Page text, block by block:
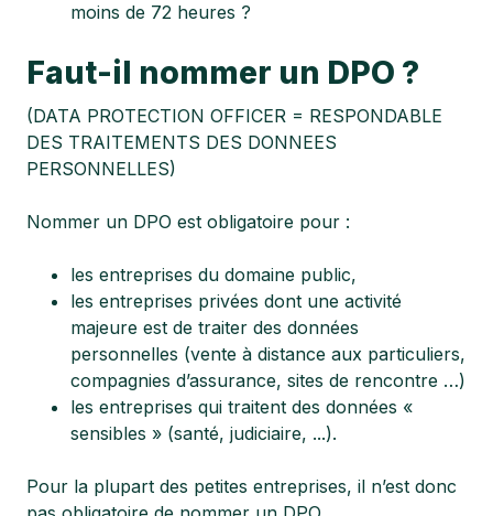
moins de 72 heures ?
Faut-il nommer un DPO ?
(DATA PROTECTION OFFICER = RESPONDABLE
DES TRAITEMENTS DES DONNEES
PERSONNELLES)
Nommer un DPO est obligatoire pour :
les entreprises du domaine public,
les entreprises privées dont une activité
majeure est de traiter des données
personnelles (vente à distance aux particuliers,
compagnies d’assurance, sites de rencontre …)
les entreprises qui traitent des données «
sensibles » (santé, judiciaire, ...).
Pour la plupart des petites entreprises, il n’est donc